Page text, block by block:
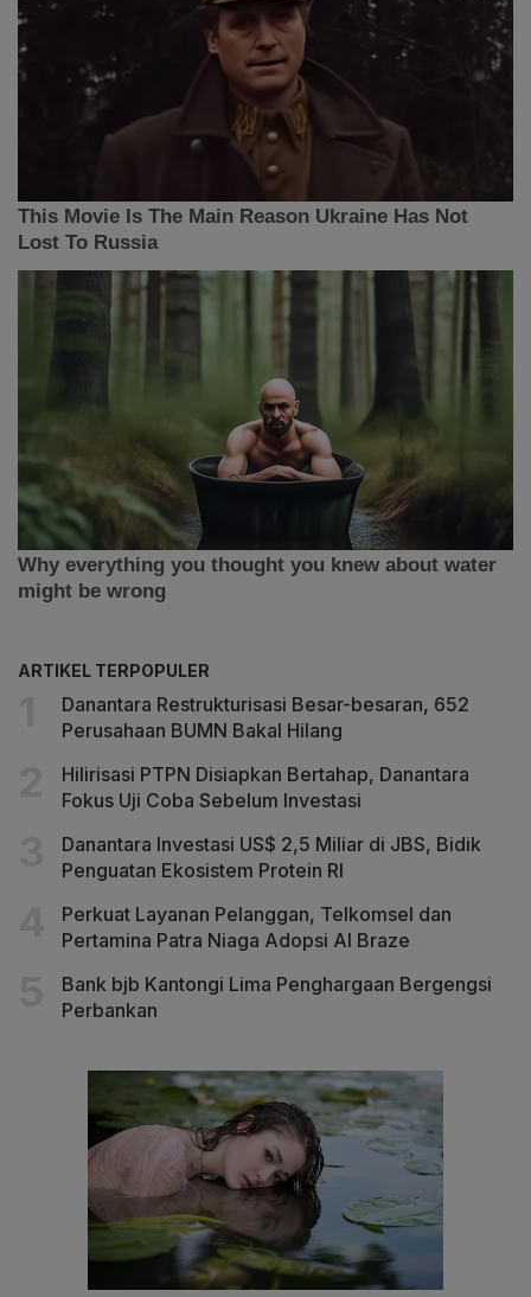
ARTIKEL TERPOPULER
Danantara Restrukturisasi Besar-besaran, 652
Perusahaan BUMN Bakal Hilang
Hilirisasi PTPN Disiapkan Bertahap, Danantara
Fokus Uji Coba Sebelum Investasi
Danantara Investasi US$ 2,5 Miliar di JBS, Bidik
Penguatan Ekosistem Protein RI
Perkuat Layanan Pelanggan, Telkomsel dan
Pertamina Patra Niaga Adopsi AI Braze
Bank bjb Kantongi Lima Penghargaan Bergengsi
Perbankan